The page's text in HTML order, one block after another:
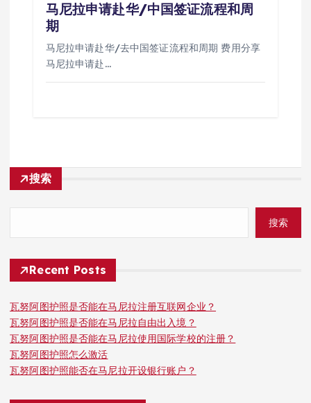
马尼拉申请赴华/中国签证流程和周
期
马尼拉申请赴华/去中国签证流程和周期 费用分享
马尼拉申请赴…
搜索
搜索
Recent Posts
瓦努阿图护照是否能在马尼拉注册互联网企业？
瓦努阿图护照是否能在马尼拉自由出入境？
瓦努阿图护照是否能在马尼拉使用国际学校的注册？
瓦努阿图护照怎么激活
瓦努阿图护照能否在马尼拉开设银行账户？